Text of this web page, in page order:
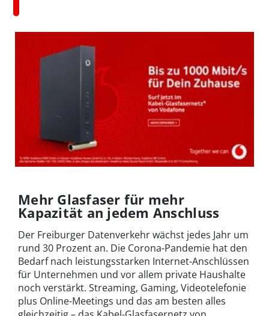
Mehr Glasfaser für mehr
Kapazität an jedem Anschluss
Der Freiburger Datenverkehr wächst jedes Jahr um
rund 30 Prozent an. Die Corona-Pandemie hat den
Bedarf nach leistungsstarken Internet-Anschlüssen
für Unternehmen und vor allem private Haushalte
noch verstärkt. Streaming, Gaming, Videotelefonie
plus Online-Meetings und das am besten alles